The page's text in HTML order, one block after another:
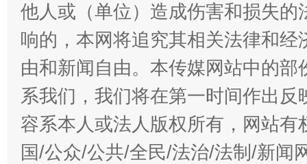
他人或（单位）造成伤害和损失
响的，本网将追究其相关法律和
由和新闻自由。本传媒网站中的
系我们，我们将在第一时间作出
容系本人或法人版权所有，网站
国/公众/公共/全民/法治/法制/新闻